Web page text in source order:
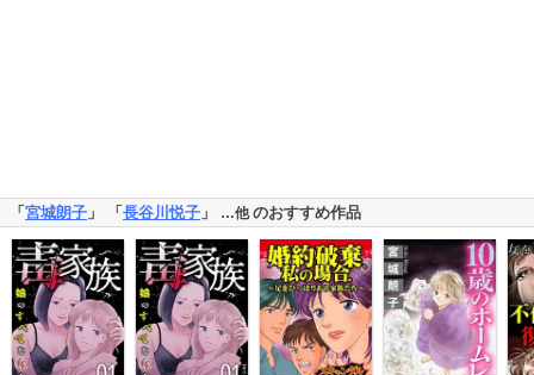
「 宮城朗子 」 「 長谷川悦子 」 …他のおすすめ作品